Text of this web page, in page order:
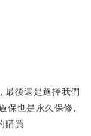
最後還是選擇我們
保也是永久保修,
購買